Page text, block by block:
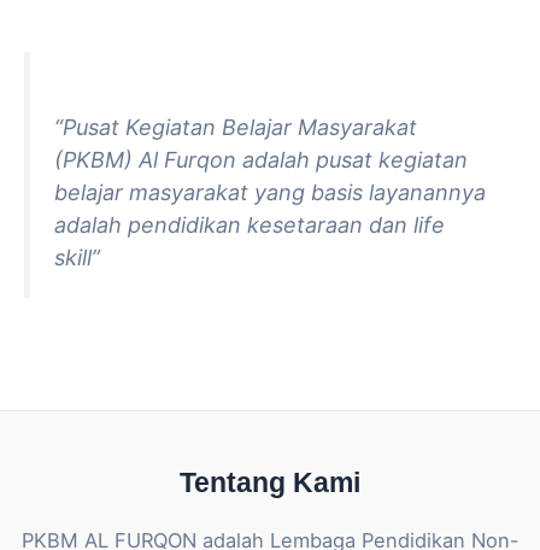
“Pusat Kegiatan Belajar Masyarakat
(PKBM) Al Furqon adalah pusat kegiatan
belajar masyarakat yang basis layanannya
adalah pendidikan kesetaraan dan life
skill”
Tentang Kami
PKBM AL FURQON adalah Lembaga Pendidikan Non-